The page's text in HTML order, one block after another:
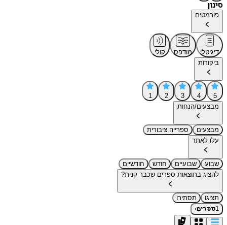
סינון
פורמטים
דיגיטלי מודפס
קולי
ביקורות
5
4
3
2
1
מבצעים/הנחות
מבצעים
ספרייה ציבורית
עלו לאתר
שבוע שבועיים חודש
חודשיים
להציג בתוצאות ספרים שכבר קנית?
תציגו
תסתירו
1ספרים›